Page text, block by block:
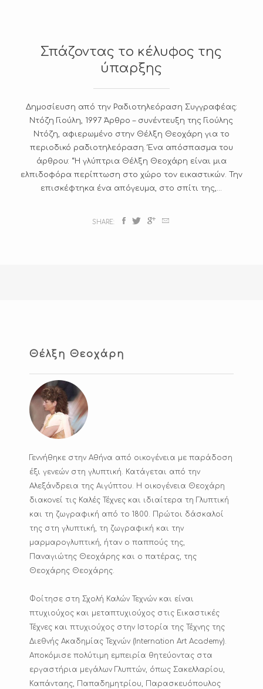
Σπάζοντας το κέλυφος της
ύπαρξης
Δημοσίευση από την Ραδιοτηλεόραση Συγγραφέας:
Ντόζη Γιούλη, 1997 Άρθρο – συνέντευξη της Γιούλης
Ντόζη, αφιερωμένο στην Θέλξη Θεοχάρη για το
περιοδικό ραδιοτηλεόραση. Ένα απόσπασμα του
άρθρου: “Η γλύπτρια Θέλξη Θεοχάρη είναι μια
ελπιδοφόρα περίπτωση στο χώρο τον εικαστικών. Την
επισκέφτηκα ένα απόγευμα, στο σπίτι της,...
SHARE:
Θέλξη Θεοχάρη
Γεννήθηκε στην Αθήνα από οικογένεια με παράδοση
έξι γενεών στη γλυπτική. Κατάγεται από την
Αλεξάνδρεια της Αιγύπτου. Η οικογένεια Θεοχάρη
διακονεί τις Καλές Τέχνες και ιδιαίτερα τη Γλυπτική
και τη ζωγραφική από το 1800. Πρώτοι δάσκαλοί
της στη γλυπτική, τη ζωγραφική και την
μαρμαρογλυπτική, ήταν ο παππούς της,
Παναγιώτης Θεοχάρης και ο πατέρας, της
Θεοχάρης Θεοχάρης.
Φοίτησε στη Σχολή Καλών Τεχνών και είναι
πτυχιούχος και μεταπτυχιούχος στις Εικαστικές
Τέχνες και πτυχιούχος στην Ιστορία της Τέχνης της
Διεθνής Ακαδημίας Τεχνών (Internation Art Academy).
Αποκόμισε πολύτιμη εμπειρία θητεύοντας στα
εργαστήρια μεγάλων Γλυπτών, όπως Σακελλαρίου,
Καπάνταης, Παπαδημητρίου, Παρασκευόπουλος